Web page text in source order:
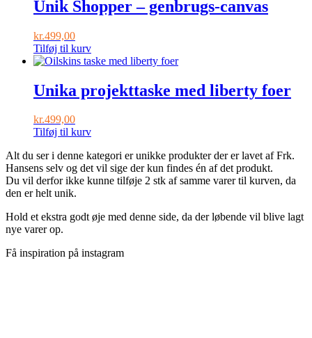
Unik Shopper – genbrugs-canvas
kr.499,00
Tilføj til kurv
Unika projekttaske med liberty foer
kr.499,00
Tilføj til kurv
Alt du ser i denne kategori er unikke produkter der er lavet af Frk.
Hansens selv og det vil sige der kun findes én af det produkt.
Du vil derfor ikke kunne tilføje 2 stk af samme varer til kurven, da
den er helt unik.
Hold et ekstra godt øje med denne side, da der løbende vil blive lagt
nye varer op.
Få inspiration på instagram